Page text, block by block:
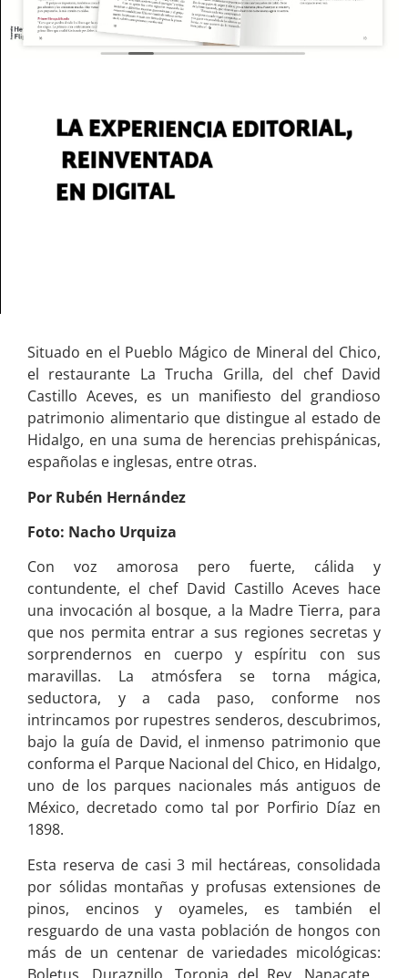
Situado en el Pueblo Mágico de Mineral del Chico,
el restaurante La Trucha Grilla, del chef David
Castillo Aceves, es un manifiesto del grandioso
patrimonio alimentario que distingue al estado de
Hidalgo, en una suma de herencias prehispánicas,
españolas e inglesas, entre otras.
Por Rubén Hernández
Foto: Nacho Urquiza
Con voz amorosa pero fuerte, cálida y
contundente, el chef David Castillo Aceves hace
una invocación al bosque, a la Madre Tierra, para
que nos permita entrar a sus regiones secretas y
sorprendernos en cuerpo y espíritu con sus
maravillas. La atmósfera se torna mágica,
seductora, y a cada paso, conforme nos
intrincamos por rupestres senderos, descubrimos,
bajo la guía de David, el inmenso patrimonio que
conforma el Parque Nacional del Chico, en Hidalgo,
uno de los parques nacionales más antiguos de
México, decretado como tal por Porfirio Díaz en
1898.
Esta reserva de casi 3 mil hectáreas, consolidada
por sólidas montañas y profusas extensiones de
pinos, encinos y oyameles, es también el
resguardo de una vasta población de hongos con
más de un centenar de variedades micológicas: